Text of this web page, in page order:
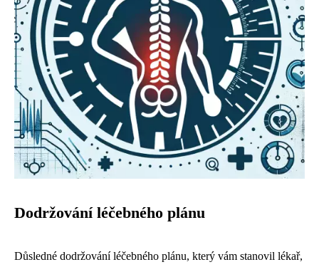
Dodržování léčebného plánu
Důsledné dodržování léčebného plánu, který vám stanovil lékař,